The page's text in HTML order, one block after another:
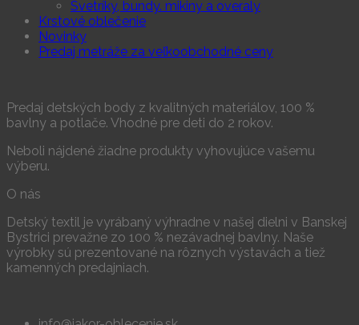
Svetríky, bundy. mikiny a overaly
Krstové oblečenie
Novinky
Predaj metráže za veľkoobchodné ceny
Predaj detských body z kvalitných materiálov, 100 %
bavlny a potlače. Vhodné pre deti do 2 rokov.
Neboli nájdené žiadne produkty vyhovujúce vašemu
výberu.
O nás
Detský textil je vyrábaný výhradne v našej dielni v Banskej
Bystrici prevažne zo 100 % nezávadnej bavlny. Naše
výrobky sú prezentované na rôznych výstavách a tiež
kamenných predajniach.